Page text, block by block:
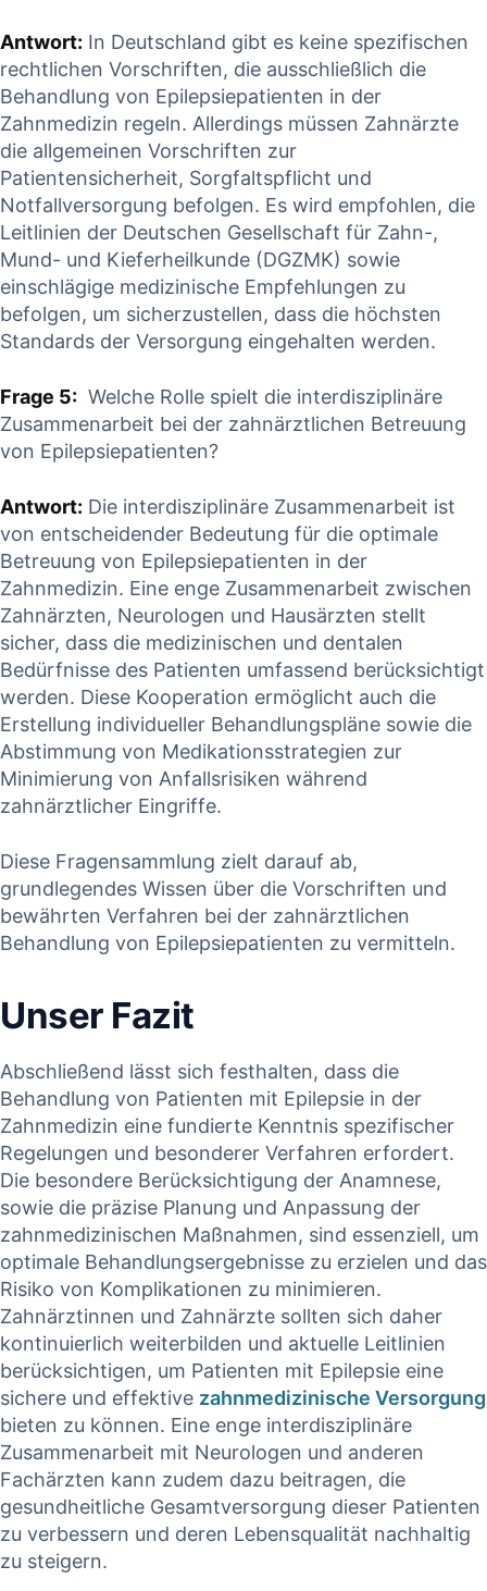
Antwort: ⁣In Deutschland gibt es⁤ keine spezifischen
rechtlichen Vorschriften,​ die​ ausschließlich die
Behandlung von Epilepsiepatienten in der
Zahnmedizin ⁣regeln. Allerdings müssen Zahnärzte
‍die allgemeinen Vorschriften zur
Patientensicherheit, Sorgfaltspflicht und
Notfallversorgung befolgen. Es wird ⁢empfohlen,⁣ die
Leitlinien der Deutschen Gesellschaft⁢ für Zahn-,⁤
Mund- ⁣und Kieferheilkunde (DGZMK) sowie
‌einschlägige medizinische Empfehlungen⁢ zu
befolgen, um sicherzustellen,‌ dass die⁣ höchsten
Standards der Versorgung eingehalten werden.
Frage‍ 5: ⁣ Welche Rolle spielt die interdisziplinäre⁢
Zusammenarbeit bei der zahnärztlichen Betreuung
von ‍Epilepsiepatienten?
Antwort: Die ⁢interdisziplinäre Zusammenarbeit ist
⁣von entscheidender Bedeutung für die ⁤optimale
Betreuung von Epilepsiepatienten in der
Zahnmedizin.⁤ Eine enge⁤ Zusammenarbeit zwischen
Zahnärzten, Neurologen‍ und Hausärzten stellt
sicher, dass die‌ medizinischen und dentalen
Bedürfnisse des Patienten umfassend berücksichtigt
werden. Diese Kooperation ermöglicht⁣ auch die
Erstellung individueller Behandlungspläne ⁤sowie ⁤die​
Abstimmung von‌ Medikationsstrategien zur
Minimierung‌ von Anfallsrisiken ‌während
zahnärztlicher Eingriffe.
Diese Fragensammlung zielt darauf ab,
⁢grundlegendes Wissen über die Vorschriften und
bewährten‍ Verfahren bei ⁣der​ zahnärztlichen
Behandlung von‌ Epilepsiepatienten ⁤zu vermitteln.
Unser ​Fazit
Abschließend lässt ‍sich festhalten, ⁤dass die
Behandlung von Patienten mit Epilepsie in der
‌Zahnmedizin eine ‌fundierte Kenntnis‌ spezifischer
Regelungen und besonderer Verfahren erfordert.
Die besondere Berücksichtigung ⁢der Anamnese,
sowie die präzise Planung und Anpassung der
zahnmedizinischen Maßnahmen,‍ sind essenziell, um
optimale Behandlungsergebnisse zu erzielen und das
Risiko⁤ von Komplikationen zu minimieren.
Zahnärztinnen und‌ Zahnärzte sollten ⁣sich daher
‍kontinuierlich weiterbilden und ‌aktuelle Leitlinien ​
berücksichtigen, um Patienten mit Epilepsie eine
sichere und effektive ​ zahnmedizinische Versorgung
bieten‍ zu ​können. ‌Eine enge ⁣interdisziplinäre​
Zusammenarbeit mit Neurologen und‍ anderen
⁢Fachärzten kann zudem dazu beitragen,⁢ die
gesundheitliche Gesamtversorgung dieser Patienten
zu verbessern und deren Lebensqualität‍ nachhaltig
zu ⁢steigern.